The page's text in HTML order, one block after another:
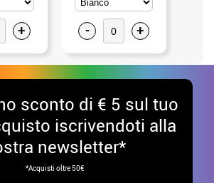
+ - +
sconto di € 5 sul tuo
iscrivendoti alla
newsletter*
*Acquisti oltre 50€